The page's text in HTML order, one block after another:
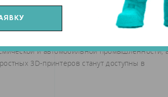
устройство из линейки компактных
используются именно такие
В обеих компаниях говорят, что новые
и автомобильной промышленности,
3D-принтеров станут доступны в